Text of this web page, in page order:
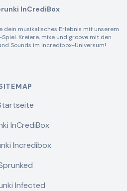
InCrediBox
dein musikalisches Erlebnis mit unserem
Kreiere, mixe und groove mit den
Sounds im Incredibox-Universum!
InCrediBox
Incredibox
Infected